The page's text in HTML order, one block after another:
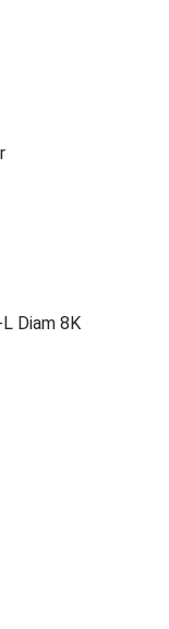
L Diam 8K